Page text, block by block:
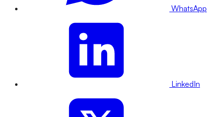
WhatsApp
LinkedIn